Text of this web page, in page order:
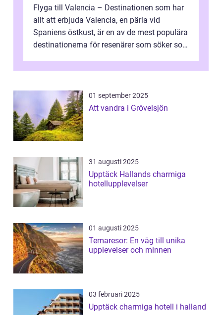
Flyga till Valencia – Destinationen som har
allt att erbjuda Valencia, en pärla vid
Spaniens östkust, är en av de mest populära
destinationerna för resenärer som söker sol,
01 september 2025
Att vandra i Grövelsjön
31 augusti 2025
Upptäck Hallands charmiga
hotellupplevelser
01 augusti 2025
Temaresor: En väg till unika
upplevelser och minnen
03 februari 2025
Upptäck charmiga hotell i halland